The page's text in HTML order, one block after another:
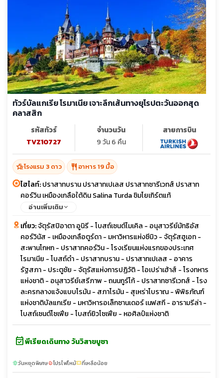
ทัวร์บัลแกเรีย โรมาเนีย เจาะลึกเส้นทางยุโรปตะวันออกสุด
คลาสสิก
รหัสทัวร์
TVZ10727
จำนวนวัน
9 วัน 6 คืน
สายการบิน
hotel_classโรงแรม 3 ดาว restaurant อาหาร 19 มื้อ
ไฮไลท์:ปราสาทบราน ปราสาทเปเลส ปราสาทซารีเวทส์ ปราสาท
คอร์วิน เหมืองเกลือใต้ดิน Salina Turda ชิมโยเกิร์ตแท้
อ่านเพิ่มเติม
เที่ยว:จัตุรัสปิอาตา อูนิรี - โบสถ์เซนต์ไมเคิล - อนุสาวรีย์มัทธิอัส
คอร์วินัส - เหมืองเกลือตูร์ดา - มหาวิหารแห่งซีบิว - จัตุรัสฮูเอท -
สะพานโกหก - ปราสาทคอร์วิน - โรงเรียนแห่งแรกของประเทศ
โรมาเนีย - โบสถ์ดำ - ปราสาทบราน - ปราสาทเปเลส - อาคาร
รัฐสภา - ประตูชัย - จัตุรัสแห่งการปฏิวัติ - โอเปร่าเฮ้าส์ - โรงทหาร
แห่งชาติ - อนุสาวรีย์เสรีภาพ - ถนนกูร์โก้ - ปราสาทซารีเวทส์ - โรง
ละครกลางแจ้งแบบโรมัน - สภาโรมัน - สุเหร่าโบราณ - พิพิธภัณฑ์
แห่งชาติบัลแกเรีย - มหาวิหารอเล็กซานเดอร์ เนฟสกี - อารามรีล่า -
โบสถ์เซนต์โซเฟีย - โบสถ์ยิวโซเฟีย - หอศิลป์แห่งชาติ
event_availableพีเรียดเดินทาง วันวิสาขบูชา
sunnyวันหยุดพิเศษlocal_fire_departmentโปรไฟไหม้confirmation_numberที่เหลือน้อย